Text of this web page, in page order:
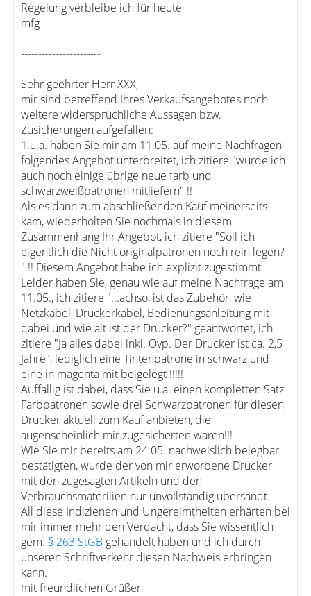
Regelung verbleibe ich für heute
mfg
-----------------------
Sehr geehrter Herr XXX,
mir sind betreffend Ihres Verkaufsangebotes noch
weitere widersprüchliche Aussagen bzw.
Zusicherungen aufgefallen:
1.u.a. haben Sie mir am 11.05. auf meine Nachfragen
folgendes Angebot unterbreitet, ich zitiere "würde ich
auch noch einige übrige neue farb und
schwarzweißpatronen mitliefern" !!
Als es dann zum abschließenden Kauf meinerseits
kam, wiederholten Sie nochmals in diesem
Zusammenhang Ihr Angebot, ich zitiere "Soll ich
eigentlich die Nicht originalpatronen noch rein legen?
" !! Diesem Angebot habe ich explizit zugestimmt.
Leider haben Sie, genau wie auf meine Nachfrage am
11.05., ich zitiere "...achso, ist das Zubehör, wie
Netzkabel, Druckerkabel, Bedienungsanleitung mit
dabei und wie alt ist der Drucker?" geantwortet, ich
zitiere "Ja alles dabei inkl. Ovp. Der Drucker ist ca. 2,5
Jahre", lediglich eine Tintenpatrone in schwarz und
eine in magenta mit beigelegt !!!!!
Auffällig ist dabei, dass Sie u.a. einen kompletten Satz
Farbpatronen sowie drei Schwarzpatronen für diesen
Drucker aktuell zum Kauf anbieten, die
augenscheinlich mir zugesicherten waren!!!
Wie Sie mir bereits am 24.05. nachweislich belegbar
bestätigten, wurde der von mir erworbene Drucker
mit den zugesagten Artikeln und den
Verbrauchsmaterilien nur unvollständig übersandt.
All diese Indizienen und Ungereimtheiten erhärten bei
mir immer mehr den Verdacht, dass Sie wissentlich
gem. § 263 StGBgehandelt haben und ich durch
unseren Schriftverkehr diesen Nachweis erbringen
kann.
mit freundlichen Grüßen